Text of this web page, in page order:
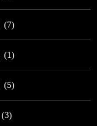
(7)
(1)
(5)
(3)